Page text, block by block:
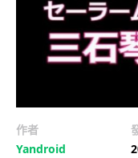
作者
Yandroid